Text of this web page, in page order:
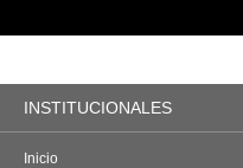
INSTITUCIONALES
Inicio